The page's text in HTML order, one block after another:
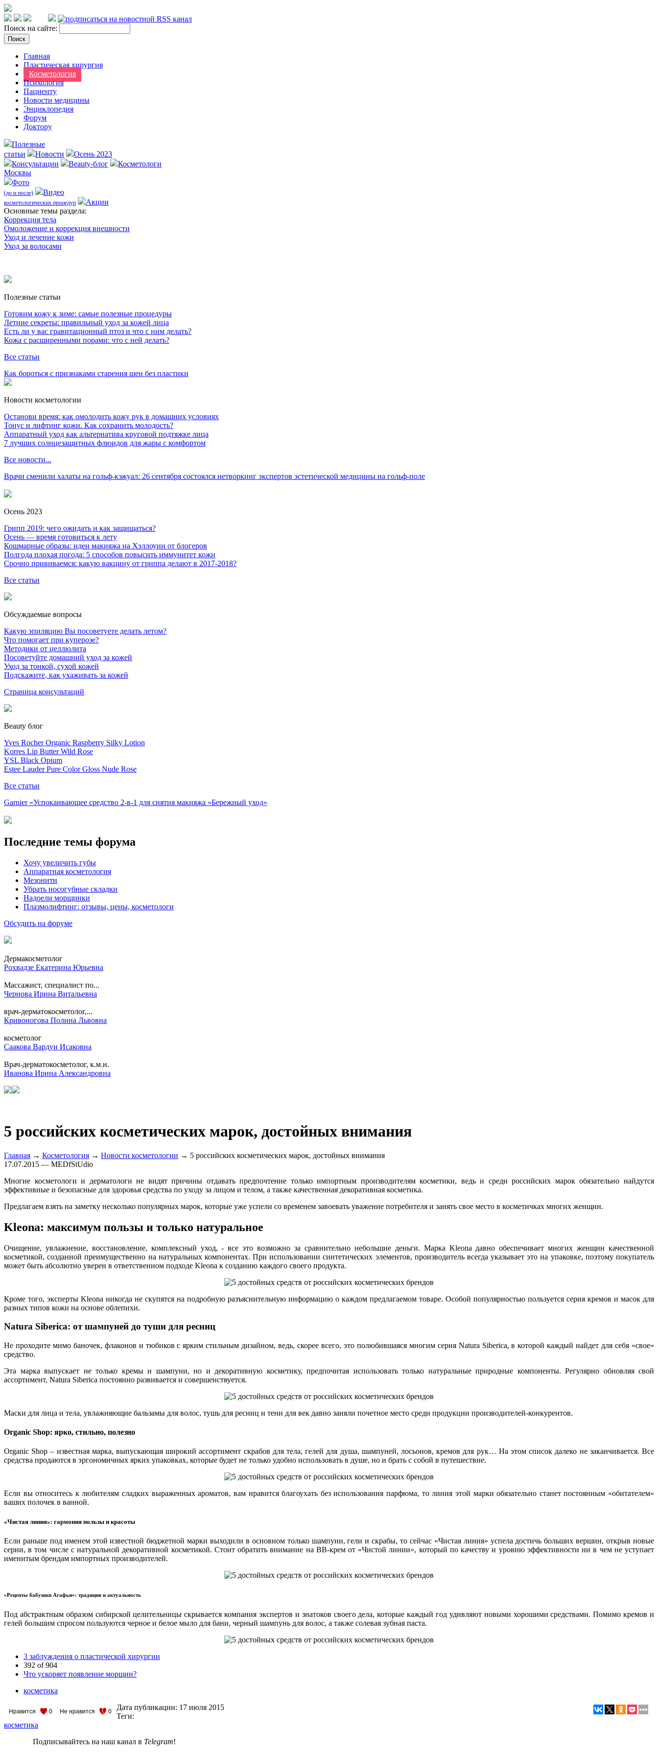
Поиск на сайте:
Главная
Пластическая хирургия
Косметология
Психология
Пациенту
Новости медицины
Энциклопедия
Форум
Доктору
Полезные
статьи
Новости
Осень 2023
Консультации
Beauty-блог
Косметологи
Москвы
Фото
(до и после) Видео
косметологических процедур
Акции
Оcновные темы раздела:
Коррекция тела
Омоложение и коррекция внешности
Уход и лечение кожи
Уход за волосами
Полезные статьи
Готовим кожу к зиме: самые полезные процедуры
Летние секреты: правильный уход за кожей лица
Есть ли у вас гравитационный птоз и что с ним делать?
Кожа с расширенными порами: что с ней делать?
Все статьи
Как бороться с признаками старения шеи без пластики
Новости косметологии
Останови время: как омолодить кожу рук в домашних условиях
Тонус и лифтинг кожи. Как сохранить молодость?
Аппаратный уход как альтернатива круговой подтяжке лица
7 лучших солнцезащитных флюидов для жары с комфортом
Все новости...
Врачи сменили халаты на гольф-кэжуал: 26 сентября состоялся нетворкинг экспертов эстетической медицины на гольф-поле
Осень 2023
Грипп 2019: чего ожидать и как защищаться?
Осень — время готовиться к лету
Кошмарные образы: идеи макияжа на Хэллоуин от блогеров
Полгода плохая погода: 5 способов повысить иммунитет кожи
Срочно прививаемся: какую вакцину от гриппа делают в 2017-2018?
Все статьи
Обсуждаемые вопросы
Какую эпиляцию Вы посоветуете делать летом?
Что помогает при куперозе?
Методики от целлюлита
Посоветуйте домашний уход за кожей
Уход за тонкой, сухой кожей
Подскажите, как ухаживать за кожей
Страница консультаций
Beauty блог
Yves Rocher Organic Raspberry Silky Lotion
Korres Lip Butter Wild Rose
YSL Black Opium
Estee Lauder Pure Color Gloss Nude Rose
Все статьи
Garnier «Успокаивающее средство 2-в-1 для снятия макияжа «Бережный уход»
Последние темы форума
Хочу увеличить губы
Аппаратная косметология
Мезонити
Убрать носогубные складки
Надоели морщинки
Плазмолифтинг: отзывы, цены, косметологи
Обсудить на форуме
Дермакосметолог
Рохвадзе Екатерина Юрьевна
Массажист, специалист по...
Чернова Ирина Витальевна
врач-дерматокосметолог,...
Кривоногова Полина Львовна
косметолог
Саакова Вардуи Исаковна
Врач-дерматокосметолог, к.м.н.
Иванова Ирина Александровна
5 российских косметических марок, достойных внимания
Главная → Косметология → Новости косметологии → 5 российских косметических марок, достойных внимания
17.07.2015 — MEDfStUdio
Многие косметологи и дерматологи не видят причины отдавать предпочтение только импортным производителям косметики, ведь и среди российских марок обязательно найдутся
эффективные и безопасные для здоровья средства по уходу за лицом и телом, а также качественная декоративная косметика.
Предлагаем взять на заметку несколько популярных марок, которые уже успели со временем завоевать уважение потребителя и занять свое место в косметичках многих женщин.
Kleona: максимум пользы и только натуральное
Очищение, увлажнение, восстановление, комплексный уход, - все это возможно за сравнительно небольшие деньги. Марка Kleona давно обеспечивает многих женщин качественной
косметикой, созданной преимущественно на натуральных компонентах. При использовании синтетических элементов, производитель всегда указывает это на упаковке, поэтому покупатель
может быть абсолютно уверен в ответственном подходе Kleona к созданию каждого своего продукта.
Кроме того, эксперты Kleona никогда не скупятся на подробную разъяснительную информацию о каждом предлагаемом товаре. Особой популярностью пользуется серия кремов и масок для
разных типов кожи на основе облепихи.
Natura Siberica: от шампуней до туши для ресниц
Не проходите мимо баночек, флаконов и тюбиков с ярким стильным дизайном, ведь, скорее всего, это полюбившаяся многим серия Natura Siberica, в которой каждый найдет для себя «свое»
средство.
Эта марка выпускает не только кремы и шампуни, но и декоративную косметику, предпочитая использовать только натуральные природные компоненты. Регулярно обновляя свой
ассортимент, Natura Siberica постоянно развивается и совершенствуется.
Маски для лица и тела, увлажняющие бальзамы для волос, тушь для ресниц и тени для век давно заняли почетное место среди продукции производителей-конкурентов.
Organic Shop: ярко, стильно, полезно
Organic Shop – известная марка, выпускающая широкий ассортимент скрабов для тела, гелей для душа, шампуней, лосьонов, кремов для рук… На этом список далеко не заканчивается. Все
средства продаются в эргономичных ярких упаковках, которые будет не только удобно использовать в душе, но и брать с собой в путешествие.
Если вы относитесь к любителям сладких выраженных ароматов, вам нравится благоухать без использования парфюма, то линия этой марки обязательно станет постоянным «обитателем»
ваших полочек в ванной.
«Чистая линия»: гармония пользы и красоты
Если раньше под именем этой известной бюджетной марки выходили в основном только шампуни, гели и скрабы, то сейчас «Чистая линия» успела достичь больших вершин, открыв новые
серии, в том числе с натуральной декоративной косметикой. Стоит обратить внимание на ВВ-крем от «Чистой линии», который по качеству и уровню эффективности ни в чем не уступает
именитым брендам импортных производителей.
«Рецепты бабушки Агафьи»: традиция и актуальность
Под абстрактным образом сибирской целительницы скрывается компания экспертов и знатоков своего дела, которые каждый год удивляют новыми хорошими средствами. Помимо кремов и
гелей большим спросом пользуются черное и белое мыло для бани, черный шампунь для волос, а также солевая зубная паста.
3 заблуждения о пластической хирургии
392 of 904
Что ускоряет появление морщин?
косметика
Нравится 0 Не нравится 0 Дата публикации: 17 июля 2015
Теги:
косметика
Подписывайтесь на наш канал в Telegram!